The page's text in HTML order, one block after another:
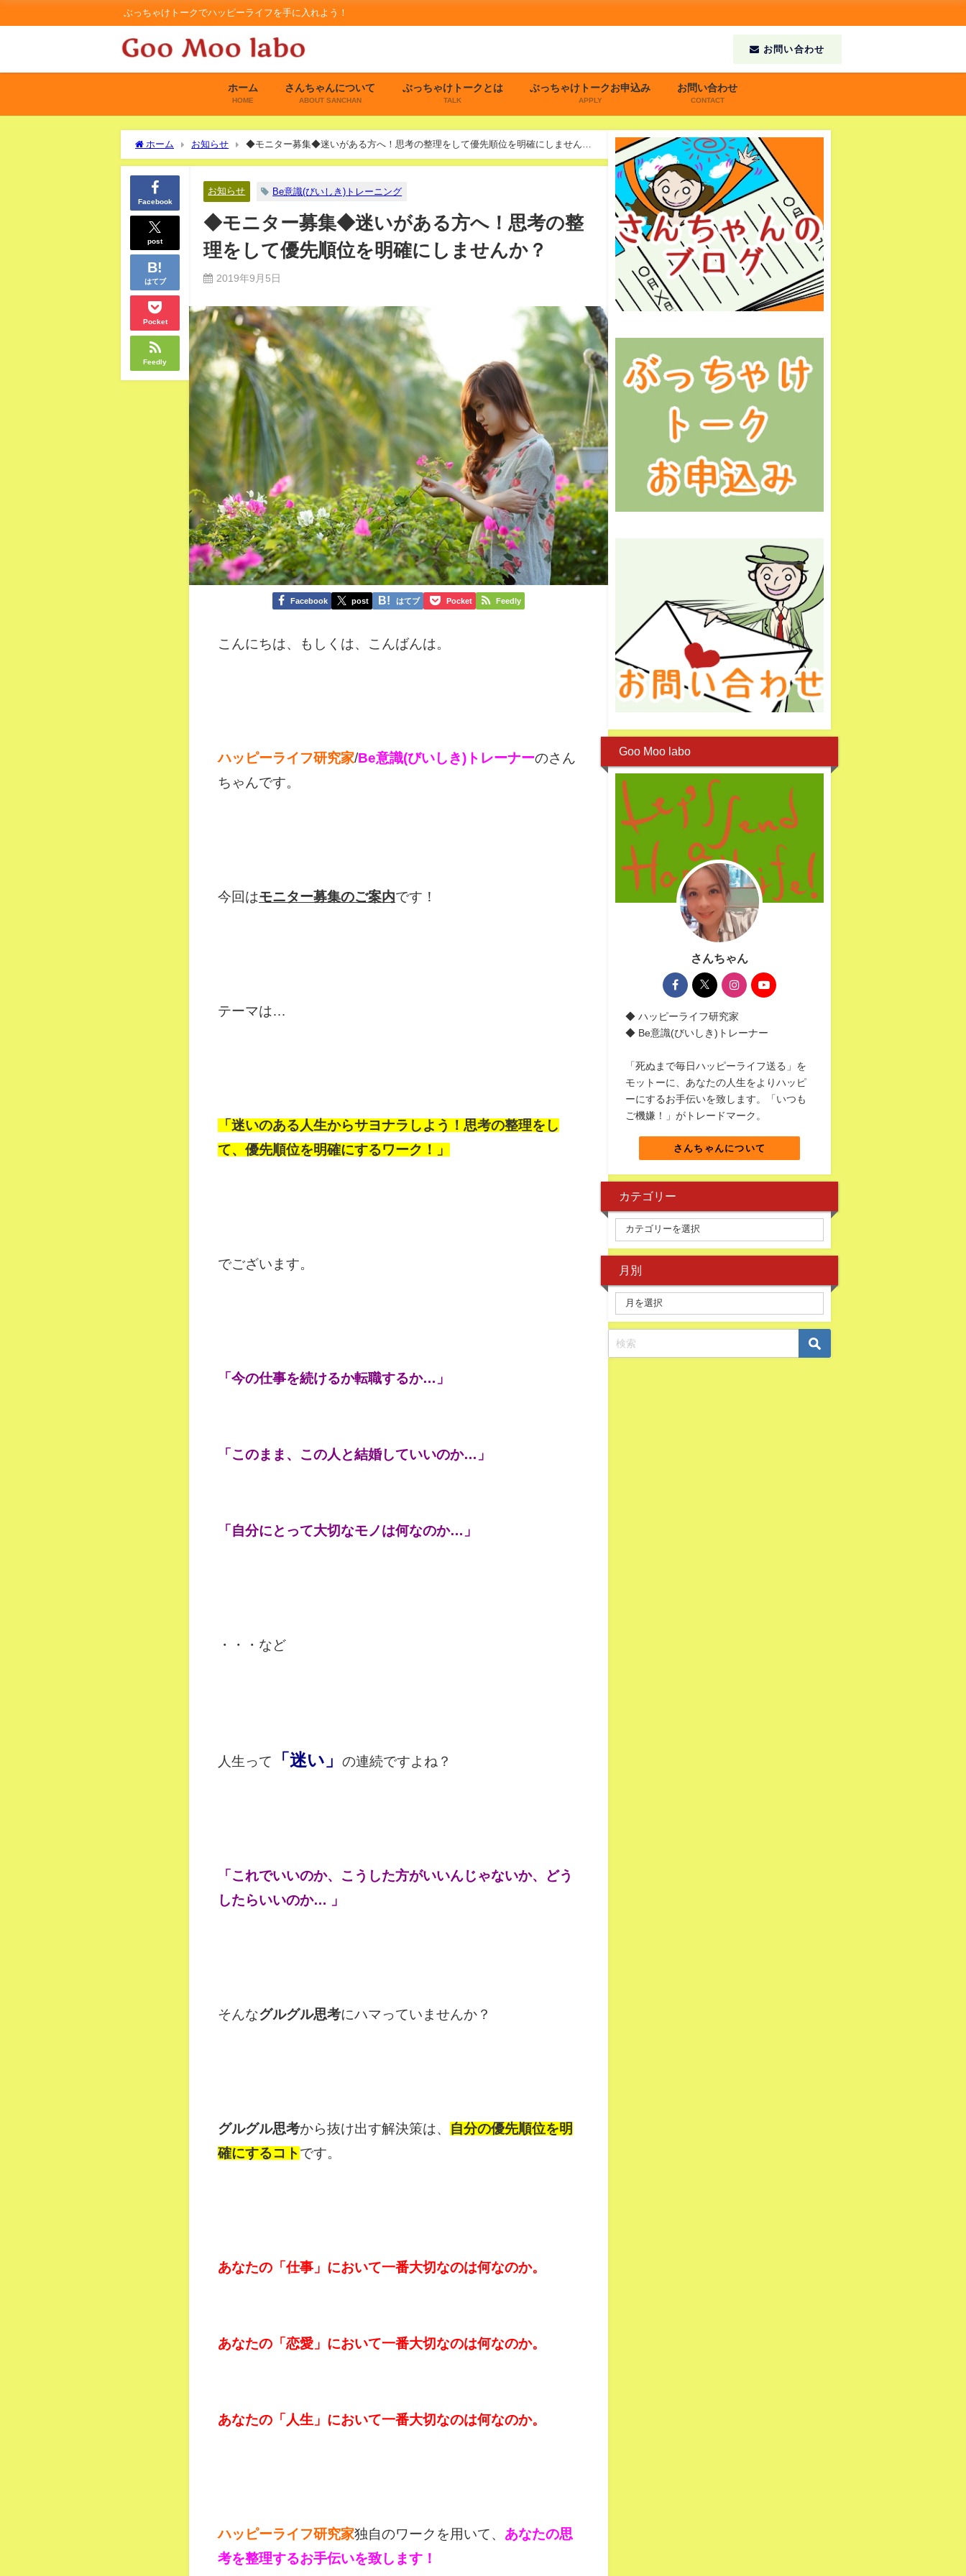
ぶっちゃけトークでハッピーライフを手に入れよう！
お問い合わせ
ホーム
HOME
さんちゃんについて
ABOUT SANCHAN
ぶっちゃけトークとは
TALK
ぶっちゃけトークお申込み
APPLY
お問い合わせ
CONTACT
ホーム お知らせ
◆モニター募集◆迷いがある方へ！思考の整理をして優先順位を明確にしません
か？
Facebook
post
はてブ
Pocket
Feedly
お知らせ Be意識(びいしき)トレーニング
◆モニター募集◆迷いがある方へ！思考の整
理をして優先順位を明確にしませんか？
2019年9月5日
Facebook post はてブ Pocket Feedly
こんにちは、もしくは、こんばんは。
ハッピーライフ研究家/Be意識(びいしき)トレーナーのさん
ちゃんです。
今回はモニター募集のご案内です！
テーマは…
「迷いのある人生からサヨナラしよう！思考の整理をし
て、優先順位を明確にするワーク！」
でございます。
「今の仕事を続けるか転職するか…」
「このまま、この人と結婚していいのか…」
「自分にとって大切なモノは何なのか…」
・・・など
人生って 「迷い」 の連続ですよね？
「これでいいのか、こうした方がいいんじゃないか、どう
したらいいのか… 」
そんなグルグル思考にハマっていませんか？
グルグル思考から抜け出す解決策は、
自分の優先順位を明
確にするコト です。
あなたの「仕事」において一番大切なのは何なのか。
あなたの「恋愛」において一番大切なのは何なのか。
あなたの「人生」において一番大切なのは何なのか。
ハッピーライフ研究家独自のワークを用いて、 あなたの思
考を整理するお手伝いを致します！
Goo Moo labo
さんちゃん
◆ ハッピーライフ研究家
◆ Be意識(びいしき)トレーナー
「死ぬまで毎日ハッピーライフ送る」を
モットーに、あなたの人生をよりハッピ
ーにするお手伝いを致します。「いつも
ご機嫌！」がトレードマーク。
さんちゃんについて
カテゴリー
月別